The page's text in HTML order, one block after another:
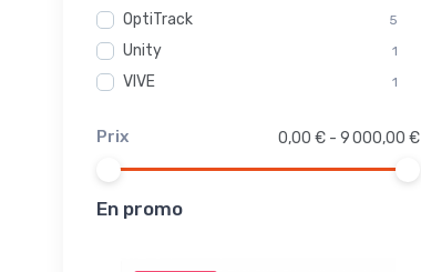
OptiTrack 5
Unity 1
VIVE 1
Prix 0,00 € - 9 000,00 €
En promo